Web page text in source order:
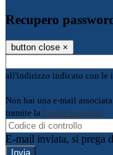
Recupero
button close ×
all'indirizzo indicato con le
Non hai una e-mail
tramite la Login Spaggiari
E-mail inviata, si prega